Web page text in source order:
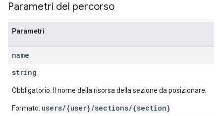
Parametri del percorso
Parametri
name
string
Obbligatorio. Il nome della risorsa della sezione da posizionare.
Formato: users/{user}/sections/{section}